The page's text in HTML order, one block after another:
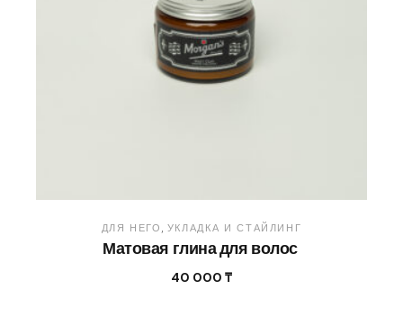
ДЛЯ НЕГО УКЛАДКА И СТАЙЛИНГ
Матовая глина для волос
40 000 ₸